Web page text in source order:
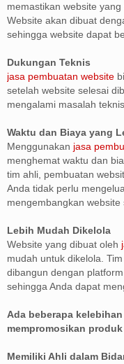
memastikan website
Website akan dibuat
sehingga website dapat
Dukungan Teknis
jasa pembuatan website
setelah website selesai
mengalami masalah
Waktu dan Biaya yang
Menggunakan jasa
menghemat waktu dan
tim ahli, pembuatan
Anda tidak perlu
mengembangkan website
Lebih Mudah Dikelola
Website yang dibuat oleh
mudah untuk dikelola.
dibangun dengan
sehingga Anda dapat
Ada beberapa
mempromosikan
Memiliki Ahli dalam